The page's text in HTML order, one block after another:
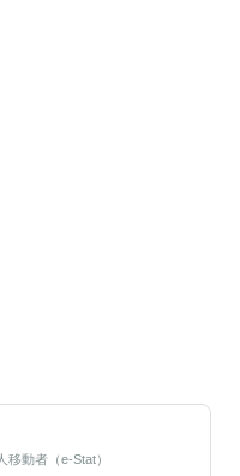
動者（e-Stat）